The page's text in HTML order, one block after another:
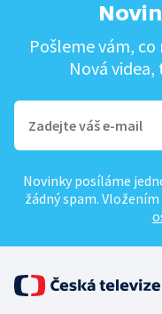
Pošleme vám, co
Nová
Novinky posíláme
žádný spam.